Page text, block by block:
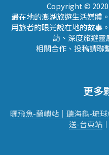
Copyright ©
最在地的澎湖旅遊生活媒體
用旅者的眼光說在地的故事
訪、深度旅遊靈
相關合作、投稿請聯
更多
曬飛魚-蘭嶼站｜ 聽海龜-琉
送-台東站｜